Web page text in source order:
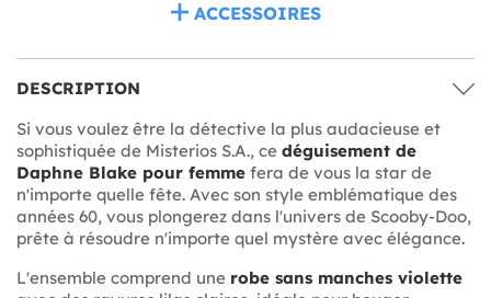
ACCESSOIRES
DESCRIPTION
Si vous voulez être la détective la plus audacieuse et
sophistiquée de Misterios S.A., ce déguisement de
Daphne Blake pour femme fera de vous la star de
n'importe quelle fête. Avec son style emblématique des
années 60, vous plongerez dans l'univers de Scooby-Doo,
prête à résoudre n'importe quel mystère avec élégance.
L'ensemble comprend une robe sans manches violette